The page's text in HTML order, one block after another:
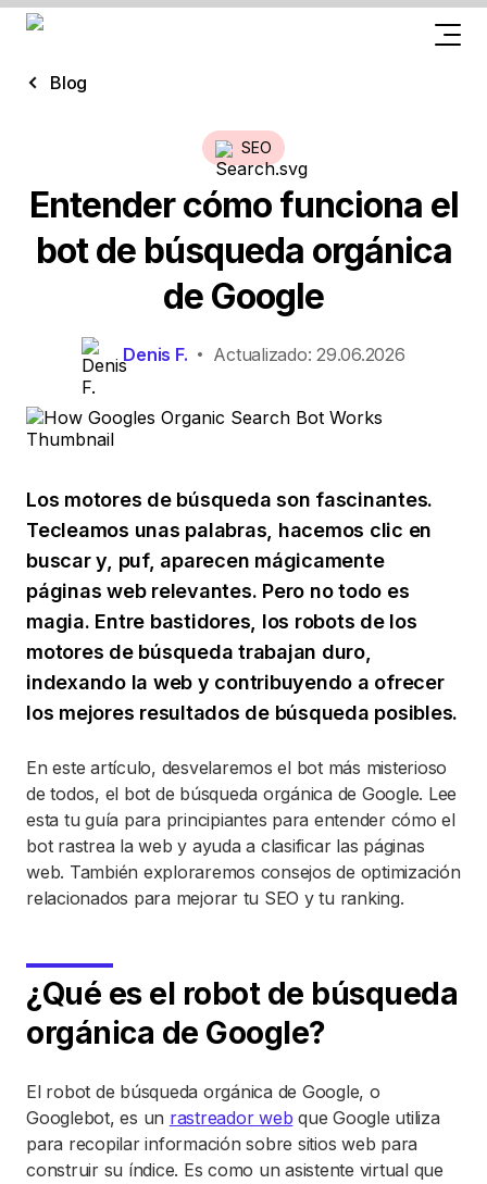
Blog
SEO
Entender cómo funciona el
bot de búsqueda orgánica
de Google
Denis F. Actualizado: 29.06.2026
Los motores de búsqueda son fascinantes.
Tecleamos unas palabras, hacemos clic en
buscar y, puf, aparecen mágicamente
páginas web relevantes. Pero no todo es
magia. Entre bastidores, los robots de los
motores de búsqueda trabajan duro,
indexando la web y contribuyendo a ofrecer
los mejores resultados de búsqueda posibles.
En este artículo, desvelaremos el bot más misterioso
de todos, el bot de búsqueda orgánica de Google. Lee
esta tu guía para principiantes para entender cómo el
bot rastrea la web y ayuda a clasificar las páginas
web. También exploraremos consejos de optimización
relacionados para mejorar tu SEO y tu ranking.
¿Qué es el robot de búsqueda
orgánica de Google?
El robot de búsqueda orgánica de Google, o
Googlebot, es un rastreador web que Google utiliza
para recopilar información sobre sitios web para
construir su índice. Es como un asistente virtual que